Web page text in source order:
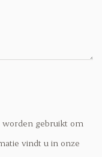
gebruikt om